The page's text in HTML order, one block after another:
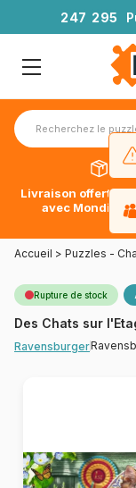
247 295
Livraison offerte
avec Mondial
Accueil > Puzzles -
Rupture de stock
Des Chats sur
Ravensburger